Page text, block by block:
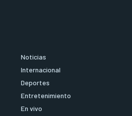
Noticias
Internacional
Deportes
Entretenimiento
En vivo